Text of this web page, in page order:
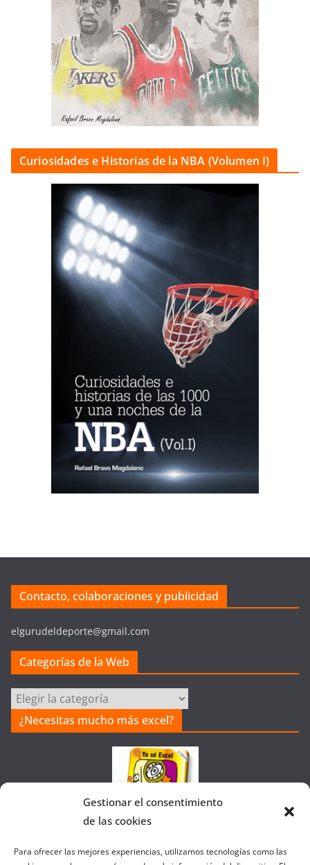
Gestionar el consentimiento
de las cookies
Para ofrecer las mejores experiencias, utilizamos tecnologías como las
Curiosidades e Historias de la NBA (Volumen I)
Contacto, colaboraciones y publicidad
elgurudeldeporte@gmail.com
Categorías de la Web
Categorías
de
la
¿Necesitas mucho más excel?
Colaborando con FANATIC